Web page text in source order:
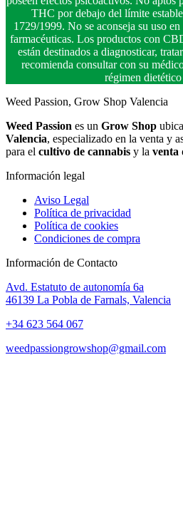
THC por debajo del límite
1729/1999. No se aconseja su uso
farmacéuticas. Los productos con
están destinados a diagnosticar,
recomienda consultar con su
régimen
Weed Passion, Grow Shop Valencia
Weed Passion es un Grow Shop
Valencia, especializado en la venta y
para el cultivo de cannabis y la venta
Información legal
Aviso Legal
Política de privacidad
Política de cookies
Condiciones de compra
Información de Contacto
Avd. Estatuto de autonomía 6a
46139 La Pobla de Farnals, Valencia
+34 623 564 067
weedpassiongrowshop@gmail.com